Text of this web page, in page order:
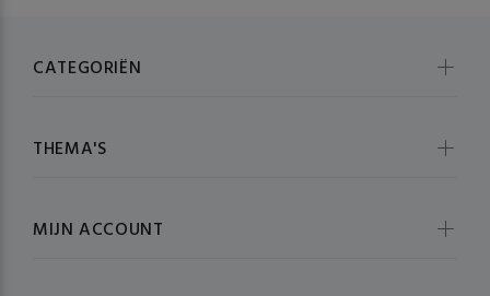
CATEGORIËN
THEMA'S
MIJN ACCOUNT